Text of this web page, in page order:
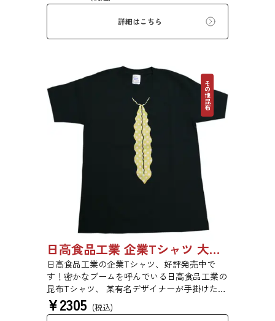
テラなどに用いられます。
詳細はこちら
その他昆布
日高食品工業 企業Tシャツ 大人用
日高食品工業の企業Tシャツ、好評発売中で
す！密かなブームを呼んでいる日高食品工業の
昆布Tシャツ、 某有名デザイナーが手掛けた日
高食品工業だけのオリジナルTシャツです。 表
のデザインは、ゴールド＆シルバーの水玉柄昆
¥2305 (税込)